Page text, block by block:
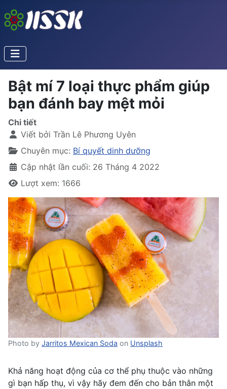
Bật mí 7 loại thực phẩm giúp
bạn đánh bay mệt mỏi
Chi tiết
Viết bởi Trần Lê Phương Uyên
Chuyên mục: Bí quyết dinh dưỡng
Cập nhật lần cuối: 26 Tháng 4 2022
Lượt xem: 1666
Photo by Jarritos Mexican Soda on Unsplash
Khả năng hoạt động của cơ thể phụ thuộc vào những
gì bạn hấp thụ, vì vậy hãy đem đến cho bản thân một